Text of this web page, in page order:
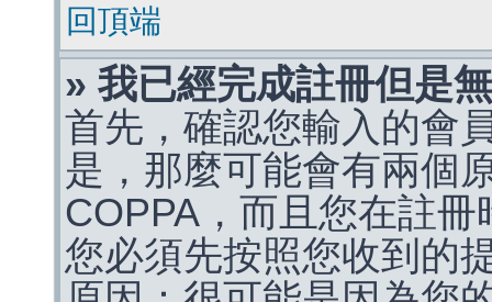
回頂端
» 我已經完成註冊但是
首先，確認您輸入的會
是，那麼可能會有兩個
COPPA，而且您在註
您必須先按照您收到的